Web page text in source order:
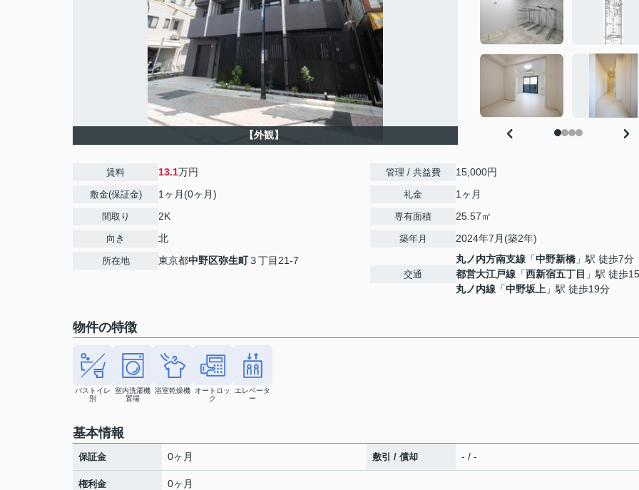
【外観】
賃料 13.1万円
敷金(保証金) 1ヶ月(0ヶ月)
間取り 2K
向き 北
所在地 東京都中野区弥生町３丁目21-7
管理 / 共益費 15,000円
礼金 1ヶ月
専有面積 25.57㎡
築年月 2024年7月(築2年)
交通
丸ノ内方南支線 「中野新橋 」駅 徒歩7分
都営大江戸線 「西新宿五丁目 」駅 徒歩
丸ノ内線 「中野坂上 」駅 徒歩19分
物件の特徴
バストイレ
別
室内洗濯機
置場
浴室乾燥機
オートロッ
ク
エレベータ
ー
基本情報
保証金 0ヶ月 敷引 / 償却 - / -
権利金 0ヶ月